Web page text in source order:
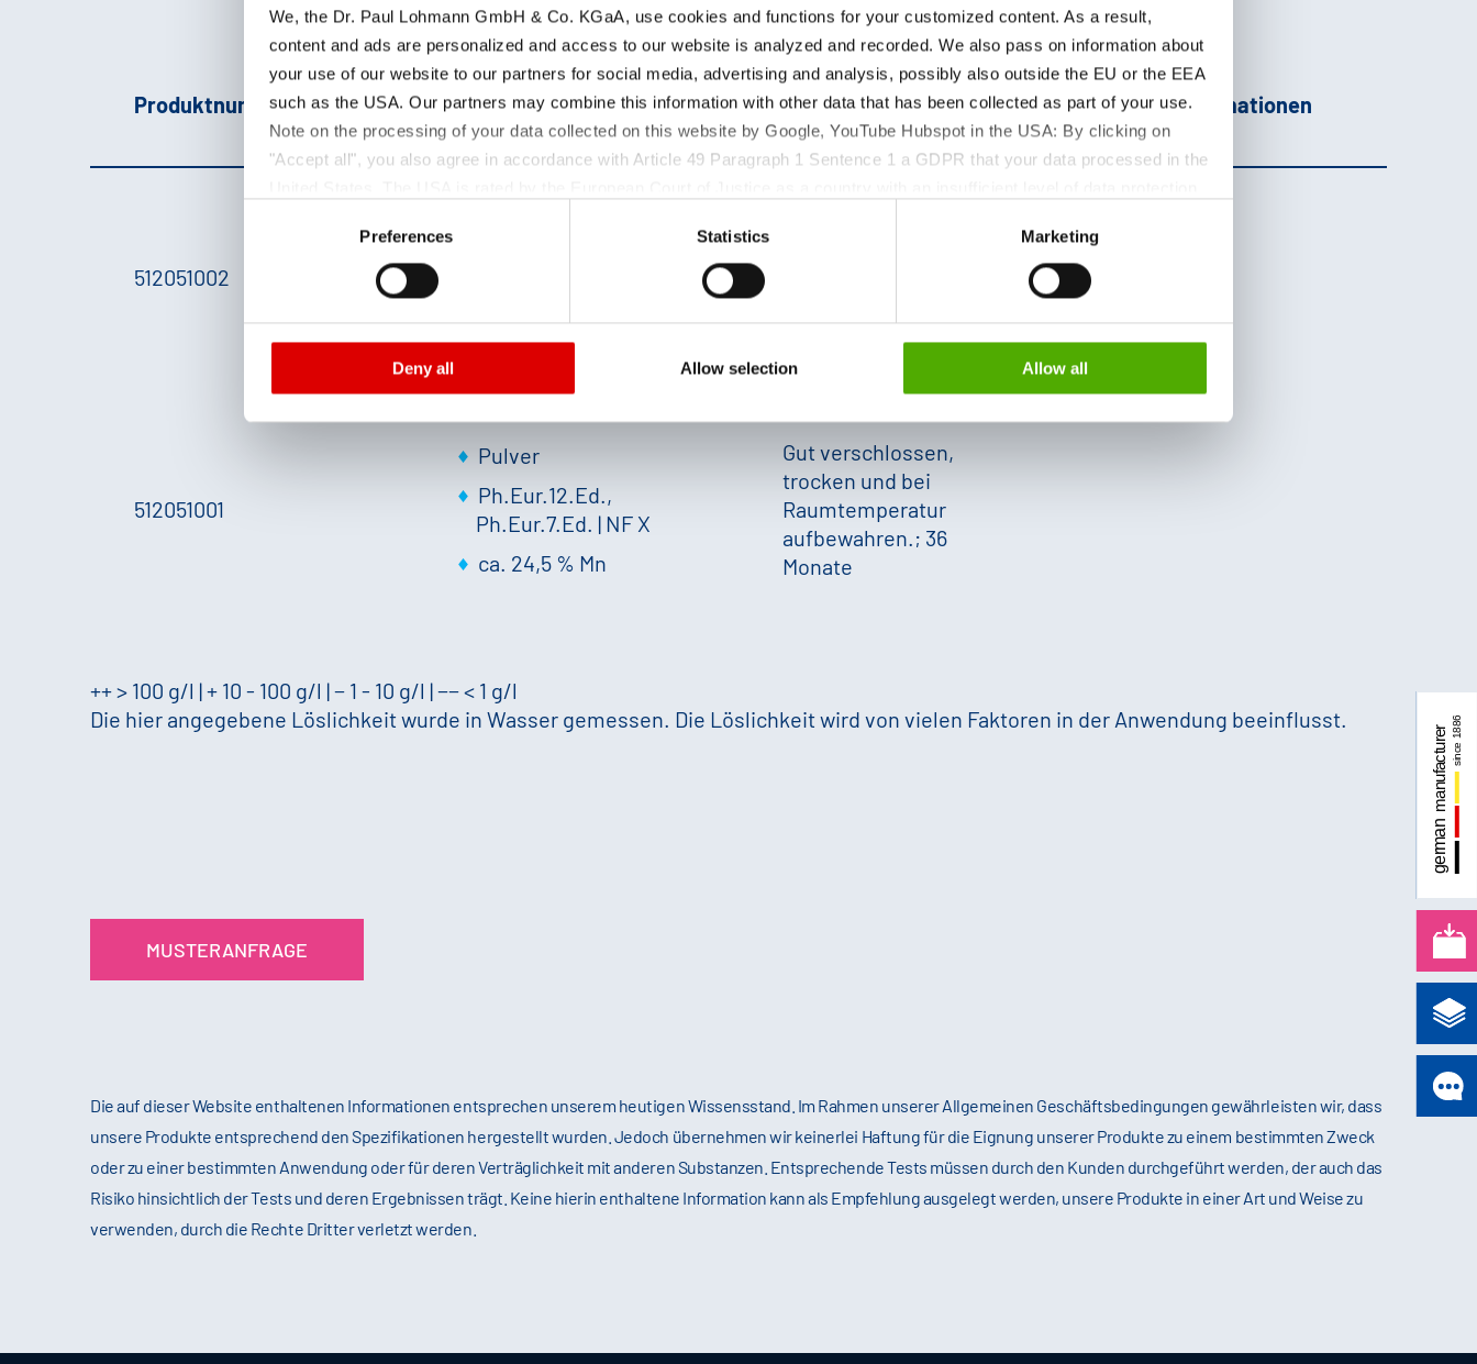
We, the Dr. Paul Lohmann GmbH & Co. KGaA, use cookies and functions for your customized content. As a result,
content and ads are personalized and access to our website is analyzed and recorded. We also pass on information about
your use of our website to our partners for social media, advertising and analysis, possibly also outside the EU or the EEA
such as the USA. Our partners may combine this information with other data that has been collected as part of your use.
Note on the processing of your data collected on this website by Google, YouTube Hubspot in the USA: By clicking on
"Accept all", you also agree in accordance with Article 49 Paragraph 1 Sentence 1 a GDPR that your data processed in the
monitoring purposes, possibly without the possibility of legal remedies. You can find more information about the cookies
and functions we use in the data protection declaration and the detailed information/consent.
Privacy
Preferences Statistics Marketing
Deny all Allow selection Allow all
Produktnummer Produktparameter
Lagerbedingungen |
Retest Periode
Zusatzinformationen
512051002
ca. 24,5 % Mn
512051001
Pulver
Ph.Eur.12.Ed.,
Ph.Eur.7.Ed. | NF X
ca. 24,5 % Mn
Gut verschlossen,
trocken und bei
Raumtemperatur
aufbewahren.; 36
Monate
++ > 100 g/l | + 10 - 100 g/l | − 1 - 10 g/l | −− < 1 g/l
Die hier angegebene Löslichkeit wurde in Wasser gemessen. Die Löslichkeit wird von vielen Faktoren in der Anwendung beeinflusst.
MUSTERANFRAGE
Die auf dieser Website enthaltenen Informationen entsprechen unserem heutigen Wissensstand. Im Rahmen unserer Allgemeinen Geschäftsbedingungen gewährleisten wir, dass
unsere Produkte entsprechend den Spezifikationen hergestellt wurden. Jedoch übernehmen wir keinerlei Haftung für die Eignung unserer Produkte zu einem bestimmten Zweck
oder zu einer bestimmten Anwendung oder für deren Verträglichkeit mit anderen Substanzen. Entsprechende Tests müssen durch den Kunden durchgeführt werden, der auch das
Risiko hinsichtlich der Tests und deren Ergebnissen trägt. Keine hierin enthaltene Information kann als Empfehlung ausgelegt werden, unsere Produkte in einer Art und Weise zu
verwenden, durch die Rechte Dritter verletzt werden.